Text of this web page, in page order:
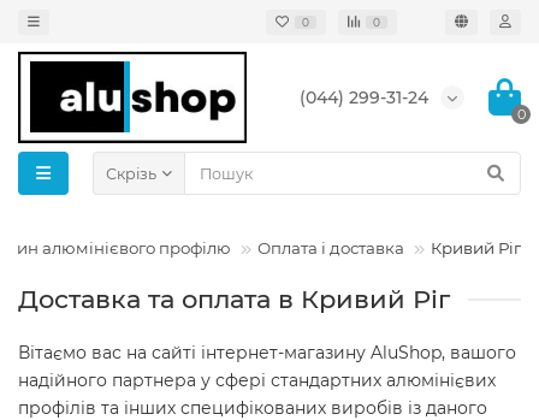
0 0
(044) 299-31-24
0
Скрізь
алюмінієвого профілю Оплата і доставка Кривий Рiг
Доставка та оплата в Кривий Рiг
Вітаємо вас на сайті інтернет-магазину AluShop, вашого
надійного партнера у сфері стандартних алюмінієвих
профілів та інших специфікованих виробів із даного